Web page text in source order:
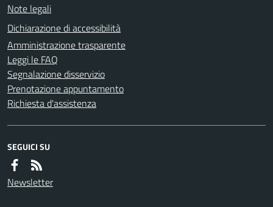
Note legali
Dichiarazione di accessibilità
Amministrazione trasparente
Leggi le FAQ
Segnalazione disservizio
Prenotazione appuntamento
Richiesta d'assistenza
SEGUICI SU
Newsletter